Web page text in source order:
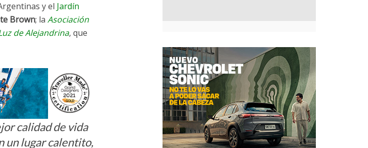
y el Jardín
Brown; la Asociación
de Alejandrina, que
calidad de vida
un lugar calentito,